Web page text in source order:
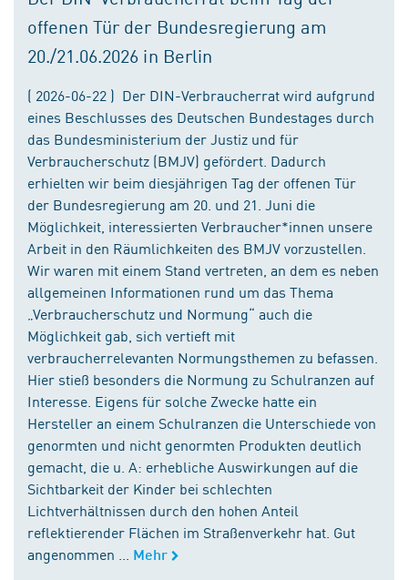
offenen Tür der Bundesregierung am
20./21.06.2026 in Berlin
( 2026-06-22 ) Der DIN-Verbraucherrat wird aufgrund
eines Beschlusses des Deutschen Bundestages durch
das Bundesministerium der Justiz und für
Verbraucherschutz (BMJV) gefördert. Dadurch
erhielten wir beim diesjährigen Tag der offenen Tür
der Bundesregierung am 20. und 21. Juni die
Möglichkeit, interessierten Verbraucher*innen unsere
Arbeit in den Räumlichkeiten des BMJV vorzustellen.
Wir waren mit einem Stand vertreten, an dem es neben
allgemeinen Informationen rund um das Thema
„Verbraucherschutz und Normung“ auch die
Möglichkeit gab, sich vertieft mit
verbraucherrelevanten Normungsthemen zu befassen.
Hier stieß besonders die Normung zu Schulranzen auf
Interesse. Eigens für solche Zwecke hatte ein
Hersteller an einem Schulranzen die Unterschiede von
genormten und nicht genormten Produkten deutlich
gemacht, die u. A: erhebliche Auswirkungen auf die
Sichtbarkeit der Kinder bei schlechten
Lichtverhältnissen durch den hohen Anteil
reflektierender Flächen im Straßenverkehr hat. Gut
angenommen ...
Mehr